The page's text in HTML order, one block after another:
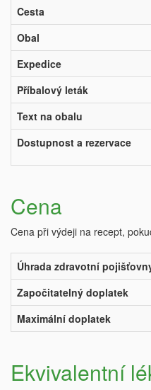
Cesta
Obal
Expedice
Příbalový leták
Text na obalu
Dostupnost a rezervace
Cena
Cena při výdeji na recept,
Úhrada zdravotní
Započitatelný doplatek
Maximální doplatek
Ekvivalentní